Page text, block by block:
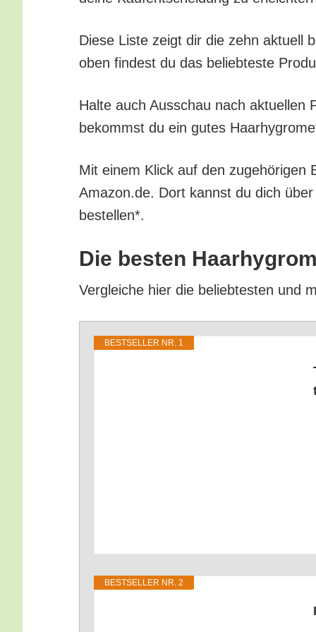
Die­se Lis­te zeigt dir die zehn aktu­ell
oben fin­dest du das belieb­tes­te
Hal­te auch Aus­schau nach aktu­el­len
bekommst du ein gutes
Mit einem Klick auf den zuge­hö­ri­gen
Amazon.de. Dort kannst du dich
bestellen*.
Die bes­ten
Ver­glei­che hier die belieb­tes­ten und
BEST­SEL­LER NR. 1
BEST­SEL­LER NR. 2